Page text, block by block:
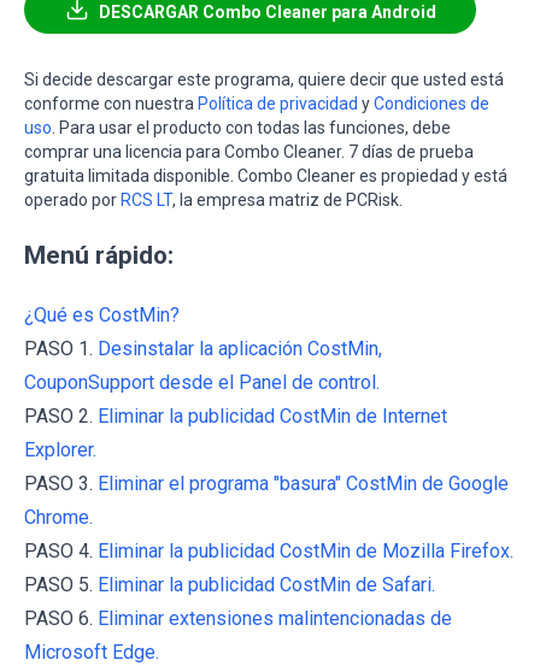
DESCARGAR Combo Cleaner para Android
Si decide descargar este programa, quiere decir que usted está
conforme con nuestra Política de privacidad yCondiciones de
uso . Para usar el producto con todas las funciones, debe
comprar una licencia para Combo Cleaner. 7 días de prueba
gratuita limitada disponible. Combo Cleaner es propiedad y está
operado por RCS LT, la empresa matriz de PCRisk.
Menú rápido:
¿Qué es CostMin?
PASO 1. Desinstalar la aplicación CostMin,
CouponSupport desde el Panel de control.
PASO 2. Eliminar la publicidad CostMin de Internet
Explorer.
PASO 3. Eliminar el programa "basura" CostMin de Google
Chrome.
PASO 4. Eliminar la publicidad CostMin de Mozilla Firefox.
PASO 5. Eliminar la publicidad CostMin de Safari.
PASO 6. Eliminar extensiones malintencionadas de
Microsoft Edge.